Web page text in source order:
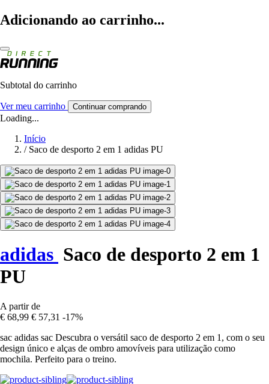
Adicionando ao carrinho...
Subtotal do carrinho
Ver meu carrinho Continuar comprando
Loading...
Início
/ Saco de desporto 2 em 1 adidas PU
adidas Saco de desporto 2 em 1
PU
A partir de
€ 68,99 € 57,31 -17%
sac adidas sac Descubra o versátil saco de desporto 2 em 1, com o seu
design único e alças de ombro amovíveis para utilização como
mochila. Perfeito para o treino.